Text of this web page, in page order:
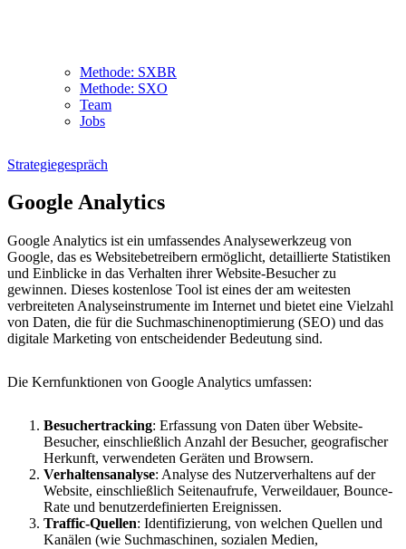
Methode: SXBR
Methode: SXO
Team
Jobs
Strategiegespräch
Google Analytics
Google Analytics ist ein umfassendes Analysewerkzeug von
Google, das es Websitebetreibern ermöglicht, detaillierte Statistiken
und Einblicke in das Verhalten ihrer Website-Besucher zu
gewinnen. Dieses kostenlose Tool ist eines der am weitesten
verbreiteten Analyseinstrumente im Internet und bietet eine Vielzahl
von Daten, die für die Suchmaschinenoptimierung (SEO) und das
digitale Marketing von entscheidender Bedeutung sind.
Die Kernfunktionen von Google Analytics umfassen:
Besuchertracking: Erfassung von Daten über Website-
Besucher, einschließlich Anzahl der Besucher, geografischer
Herkunft, verwendeten Geräten und Browsern.
Verhaltensanalyse: Analyse des Nutzerverhaltens auf der
Website, einschließlich Seitenaufrufe, Verweildauer, Bounce-
Rate und benutzerdefinierten Ereignissen.
Traffic-Quellen: Identifizierung, von welchen Quellen und
Kanälen (wie Suchmaschinen, sozialen Medien,